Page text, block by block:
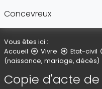
Concevreux
Vous êtes ici :
Accueil
Vivre Etat-civil
(naissance, mariage, décès)
Copie d'acte